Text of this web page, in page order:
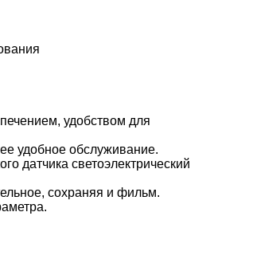
удобством для
удобное обслуживание.
датчика светоэлектрический
сохраняя и фильм.